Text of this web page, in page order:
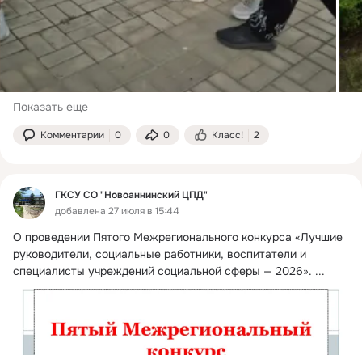
Показать еще
Комментарии 0 0 Класс! 2
ГКСУ СО "Новоаннинский ЦПД"
добавлена 27 июля в 15:44
О проведении Пятого Межрегионального конкурса «Лучшие
руководители, социальные работники, воспитатели и
специалисты учреждений социальной сферы — 2026». ...